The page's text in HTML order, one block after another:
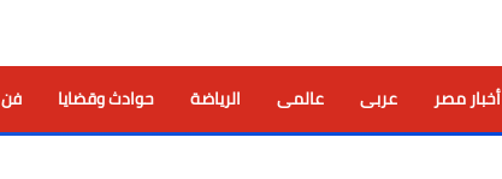
أخبار مصر عربى عالمى الرياضة حوادث وقضايا فن